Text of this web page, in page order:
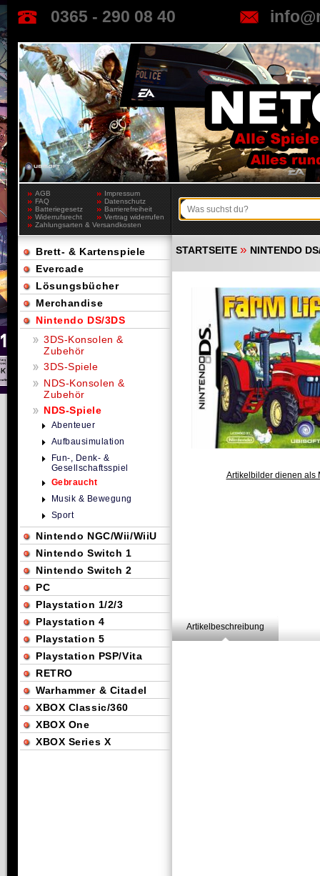
0365 - 290 08 40
AGB
Impressum
FAQ
Datenschutz
Batteriegesetz
Barrierefreiheit
Widerrufsrecht
Vertrag widerrufen
Zahlungsarten & Versandkosten
STARTSEITE » NINTENDO
Artikelbilder dienen als
Artikelbeschreibung
Brett- & Kartenspiele
Evercade
Lösungsbücher
Merchandise
Nintendo DS/3DS
3DS-Konsolen &
Zubehör
3DS-Spiele
NDS-Konsolen &
Zubehör
NDS-Spiele
Abenteuer
Aufbausimulation
Fun-, Denk- &
Gesellschaftsspiel
Gebraucht
Musik & Bewegung
Sport
Nintendo NGC/Wii/WiiU
Nintendo Switch 1
Nintendo Switch 2
PC
Playstation 1/2/3
Playstation 4
Playstation 5
Playstation PSP/Vita
RETRO
Warhammer & Citadel
XBOX Classic/360
XBOX One
XBOX Series X